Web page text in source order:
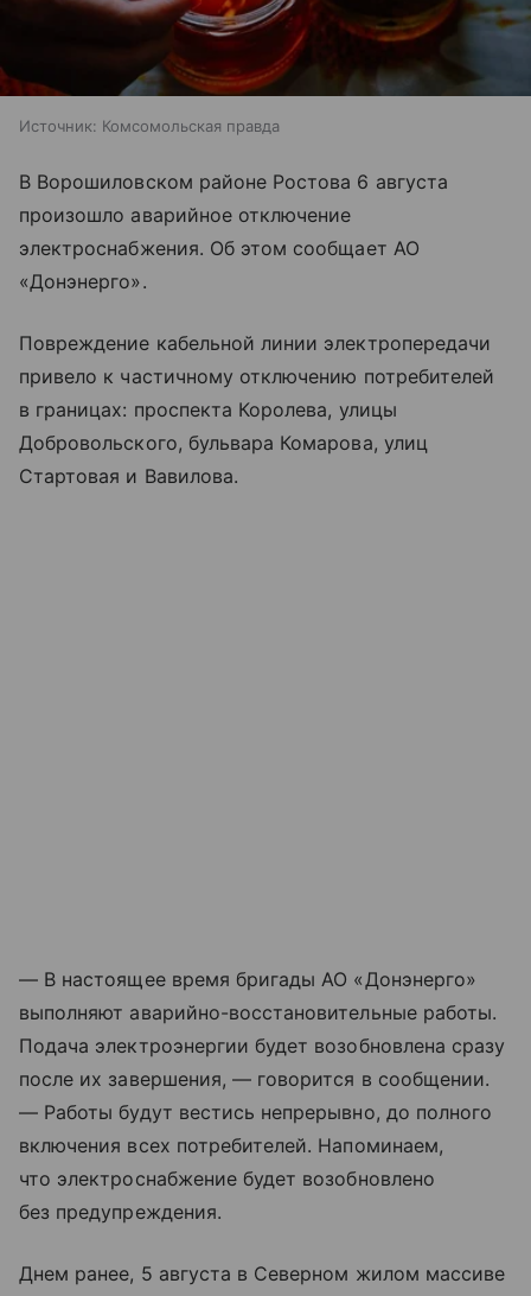
Источник: Комсомольская правда
В Ворошиловском районе Ростова 6 августа
произошло аварийное отключение
электроснабжения. Об этом сообщает АО
«Донэнерго».
Повреждение кабельной линии электропередачи
привело к частичному отключению потребителей
в границах: проспекта Королева, улицы
Добровольского, бульвара Комарова, улиц
Стартовая и Вавилова.
— В настоящее время бригады АО «Донэнерго»
выполняют аварийно-восстановительные работы.
Подача электроэнергии будет возобновлена сразу
после их завершения, — говорится в сообщении.
— Работы будут вестись непрерывно, до полного
включения всех потребителей. Напоминаем,
что электроснабжение будет возобновлено
без предупреждения.
Днем ранее, 5 августа в Северном жилом массиве